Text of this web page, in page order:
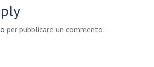
per pubblicare un commento.